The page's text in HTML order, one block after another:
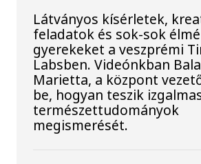
Látványos kísérletek,
feladatok és sok-sok
gyerekeket a veszprémi
Labsben. Videónkban
Marietta, a központ
be, hogyan teszik
természettudományok
megismerését.